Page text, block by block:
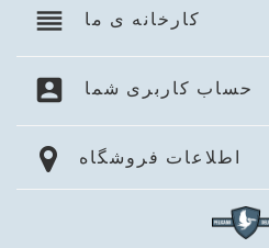
reorder کارخانه ی ما
account_box حساب کاربری شما
اطلاعات فروشگاه